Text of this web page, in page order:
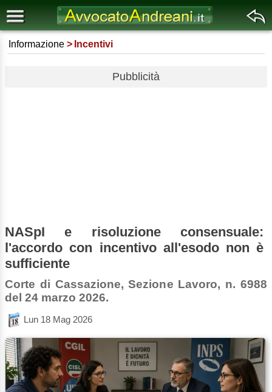
Informazione Incentivi
Pubblicità
NASpI e risoluzione consensuale:
l'accordo con incentivo all'esodo non è
sufficiente
Corte di Cassazione, Sezione Lavoro, n. 6988
del 24 marzo 2026.
Lun 18 Mag 2026